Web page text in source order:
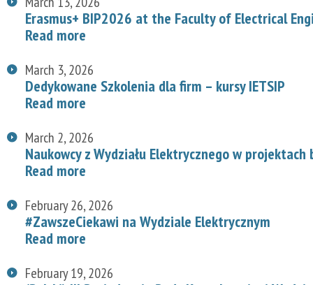
Erasmus+ BIP2026 at the Faculty of Electrical
Read more
March 3, 2026
Dedykowane Szkolenia dla firm – kursy IETSIP
Read more
March 2, 2026
Naukowcy z Wydziału Elektrycznego w projektach
Read more
February 26, 2026
#ZawszeCiekawi na Wydziale Elektrycznym
Read more
February 19, 2026